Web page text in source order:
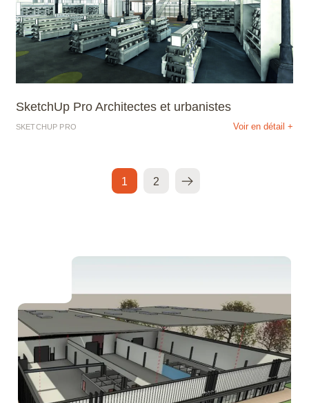
SketchUp Pro Architectes et urbanistes
SKETCHUP PRO Voir en détail +
1 2 >